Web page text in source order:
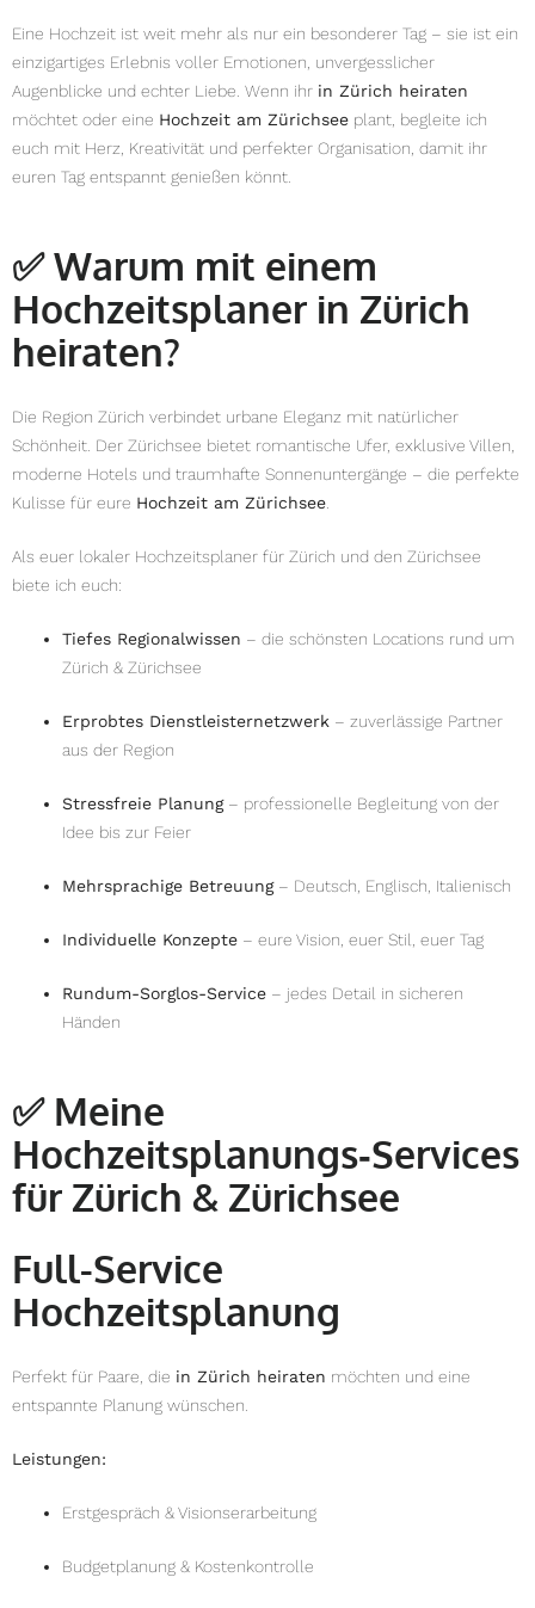
Eine Hochzeit ist weit mehr als nur ein besonderer Tag – sie ist ein
einzigartiges Erlebnis voller Emotionen, unvergesslicher
Augenblicke und echter Liebe. Wenn ihr in Zürich heiraten
möchtet oder eine Hochzeit am Zürichsee plant, begleite ich
euch mit Herz, Kreativität und perfekter Organisation, damit ihr
euren Tag entspannt genießen könnt.
✅Warum mit einem
Hochzeitsplaner in Zürich
heiraten?
Die Region Zürich verbindet urbane Eleganz mit natürlicher
Schönheit. Der Zürichsee bietet romantische Ufer, exklusive Villen,
moderne Hotels und traumhafte Sonnenuntergänge – die perfekte
Kulisse für eure Hochzeit am Zürichsee
Als euer lokaler Hochzeitsplaner für Zürich und den Zürichsee
biete ich euch:
Tiefes Regionalwissen – die schönsten Locations rund um
Zürich & Zürichsee
Erprobtes Dienstleisternetzwerk – zuverlässige Partner
aus der Region
Stressfreie Planung– professionelle Begleitung von der
Idee bis zur Feier
Mehrsprachige Betreuung– Deutsch, Englisch, Italienisch
Individuelle Konzepte – eure Vision, euer Stil, euer Tag
Rundum-Sorglos-Service – jedes Detail in sicheren
Händen
✅ Meine
Hochzeitsplanungs‑Services
für Zürich & Zürichsee
Full-Service
Hochzeitsplanung
Perfekt für Paare, die in Zürich heiraten möchten und eine
entspannte Planung wünschen.
Leistungen:
Erstgespräch & Visionserarbeitung
Budgetplanung & Kostenkontrolle